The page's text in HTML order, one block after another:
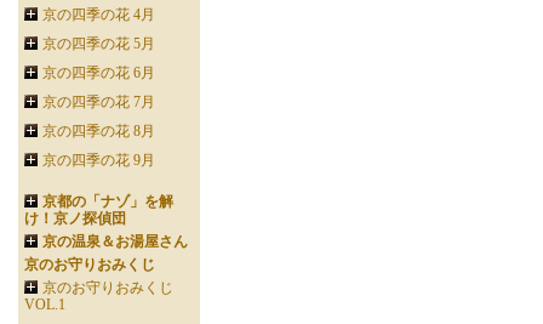
京の四季の花 4月
京の四季の花 5月
京の四季の花 6月
京の四季の花 7月
京の四季の花 8月
京の四季の花 9月
京都の「ナゾ」を解
け！京ノ探偵団
京の温泉＆お湯屋さん
京のお守りおみくじ
京のお守りおみくじ
VOL.1